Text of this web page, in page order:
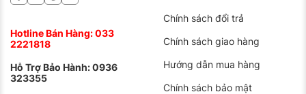
Hotline Bán Hàng:033
2221818
Hỗ Trợ Bảo Hành:0936
323355
Chính sách đổi trả
Chính sách giao hàng
Hướng dẫn mua hàng
Chính sách bảo mật